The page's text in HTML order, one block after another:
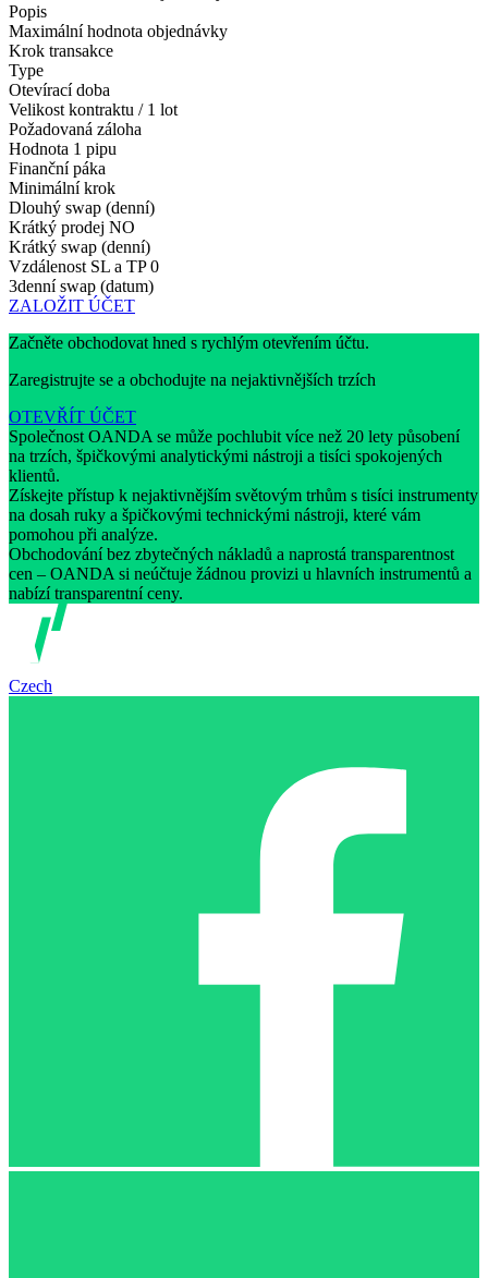
Popis
Maximální hodnota objednávky
Krok transakce
Type
Otevírací doba
Velikost kontraktu / 1 lot
Požadovaná záloha
Hodnota 1 pipu
Finanční páka
Minimální krok
Dlouhý swap (denní)
Krátký prodej NO
Krátký swap (denní)
Vzdálenost SL a TP 0
3denní swap (datum)
ZALOŽIT ÚČET
Začněte obchodovat hned s rychlým otevřením účtu.
Zaregistrujte se a obchodujte na nejaktivnějších trzích
OTEVŘÍT ÚČET
Společnost OANDA se může pochlubit více než 20 lety působení
na trzích, špičkovými analytickými nástroji a tisíci spokojených
klientů.
Získejte přístup k nejaktivnějším světovým trhům s tisíci instrumenty
na dosah ruky a špičkovými technickými nástroji, které vám
pomohou při analýze.
Obchodování bez zbytečných nákladů a naprostá transparentnost
cen – OANDA si neúčtuje žádnou provizi u hlavních instrumentů a
nabízí transparentní ceny.
Czech